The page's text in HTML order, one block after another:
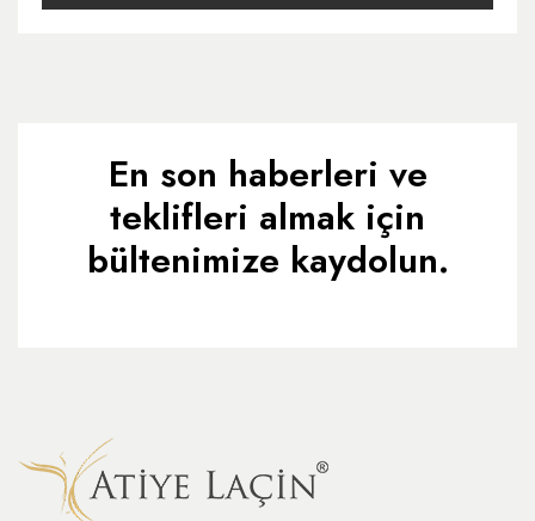
En son haberleri ve
teklifleri almak için
bültenimize kaydolun.